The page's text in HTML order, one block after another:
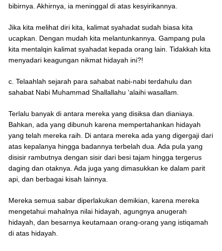
bibirnya. Akhirnya, ia meninggal di atas kesyirikannya.
Jika kita melihat diri kita, kalimat syahadat sudah biasa kita
ucapkan. Dengan mudah kita melantunkannya. Gampang pula
kita mentalqin kalimat syahadat kepada orang lain. Tidakkah kita
menyadari keagungan nikmat hidayah ini?!
c. Telaahlah sejarah para sahabat nabi-nabi terdahulu dan
sahabat Nabi Muhammad Shallallahu ‘alaihi wasallam.
Terlalu banyak di antara mereka yang disiksa dan dianiaya.
Bahkan, ada yang dibunuh karena mempertahankan hidayah
yang telah mereka raih. Di antara mereka ada yang digergaji dari
atas kepalanya hingga badannya terbelah dua. Ada pula yang
disisir rambutnya dengan sisir dari besi tajam hingga tergerus
daging dan otaknya. Ada juga yang dimasukkan ke dalam parit
api, dan berbagai kisah lainnya.
Mereka semua sabar diperlakukan demikian, karena mereka
mengetahui mahalnya nilai hidayah, agungnya anugerah
hidayah, dan besarnya keutamaan orang-orang yang istiqamah
di atas hidayah.